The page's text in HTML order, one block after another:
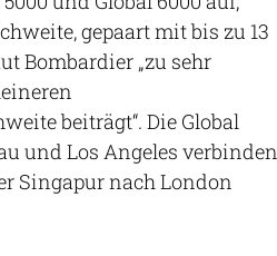
gepaart mit bis zu 13
Bombardier „zu sehr
beiträgt“. Die Global
und Los Angeles
Singapur nach London